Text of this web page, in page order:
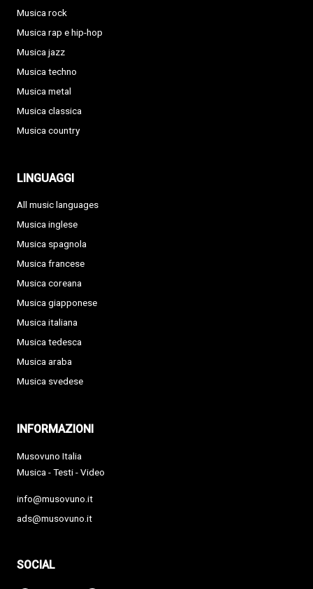
Musica rock
Musica rap e hip-hop
Musica jazz
Musica techno
Musica metal
Musica classica
Musica country
LINGUAGGI
All music languages
Musica inglese
Musica spagnola
Musica francese
Musica coreana
Musica giapponese
Musica italiana
Musica tedesca
Musica araba
Musica svedese
INFORMAZIONI
Musovuno Italia
Musica - Testi - Video
info@musovuno.it
ads@musovuno.it
SOCIAL